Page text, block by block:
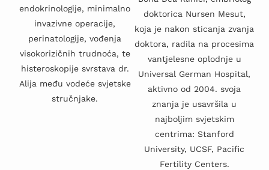
endokrinologije, minimalno
invazivne operacije,
perinatologije, vođenja
visokorizičnih trudnoća, te
histeroskopije svrstava dr.
Alija među vodeće svjetske
stručnjake.
doktorica Nursen Mesut,
koja je nakon sticanja zvanja
doktora, radila na procesima
vantjelesne oplodnje u
Universal German Hospital,
aktivno od 2004. svoja
znanja je usavršila u
najboljim svjetskim
centrima: Stanford
University, UCSF, Pacific
Fertility Centers.